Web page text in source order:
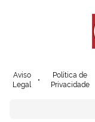
Aviso
Legal
Política de
Privacidade